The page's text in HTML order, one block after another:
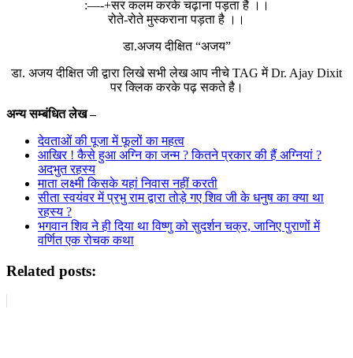
:—-+सर कलम करके चढ़ाना पड़ता है ।।
रोते-रोते मुस्कराना पड़ता है ।।
डा.अजय दीक्षित “अजय”
डा. अजय दीक्षित जी द्वारा लिखे सभी लेख आप नीचे TAG में Dr. Ajay Dixit
पर क्लिक करके पढ़ सकते है।
अन्य सम्बंधित लेख –
देवताओं की पूजा में फूलों का महत्व
आखिर ! कैसे हुआ अग्नि का जन्म ? कितने प्रकार की हैं अग्नियां ?
अदभुत रहस्य
माता लक्ष्मी किसके यहां निवास नहीं करती
सीता स्वयंवर में प्रभु राम द्वारा तोड़े गए शिव जी के धनुष का क्या था
रहस्य ?
भगवान शिव ने ही दिया था विष्णु को सुदर्शन चक्र, जानिए पुराणों में
वर्णित एक रोचक कथा
Related posts: